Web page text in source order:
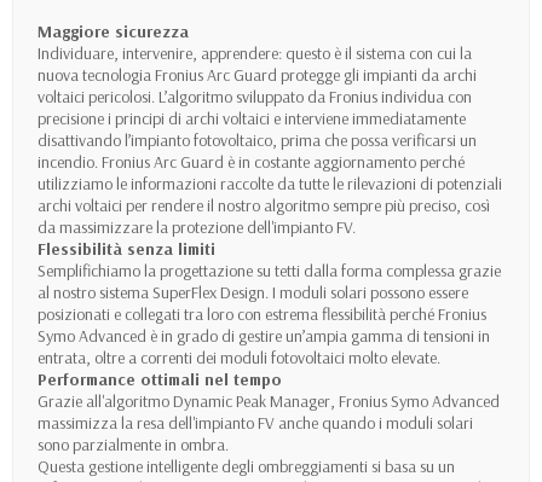
Maggiore sicurezza
Individuare, intervenire, apprendere: questo è il sistema con cui la
nuova tecnologia Fronius Arc Guard protegge gli impianti da archi
voltaici pericolosi. L’algoritmo sviluppato da Fronius individua con
precisione i principi di archi voltaici e interviene immediatamente
disattivando l’impianto fotovoltaico, prima che possa verificarsi un
incendio. Fronius Arc Guard è in costante aggiornamento perché
utilizziamo le informazioni raccolte da tutte le rilevazioni di potenziali
archi voltaici per rendere il nostro algoritmo sempre più preciso, così
da massimizzare la protezione dell'impianto FV.
Flessibilità senza limiti
Semplifichiamo la progettazione su tetti dalla forma complessa grazie
al nostro sistema SuperFlex Design. I moduli solari possono essere
posizionati e collegati tra loro con estrema flessibilità perché Fronius
Symo Advanced è in grado di gestire un’ampia gamma di tensioni in
entrata, oltre a correnti dei moduli fotovoltaici molto elevate.
Performance ottimali nel tempo
Grazie all'algoritmo Dynamic Peak Manager, Fronius Symo Advanced
massimizza la resa dell'impianto FV anche quando i moduli solari
sono parzialmente in ombra.
Questa gestione intelligente degli ombreggiamenti si basa su un